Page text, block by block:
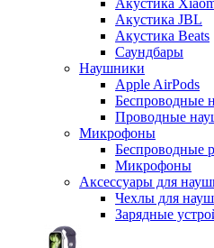
Акустика
Акустика JBL
Акустика Beats
Саундбары
Наушники
Apple AirPods
Беспроводные
Проводные
Микрофоны
Беспроводные
Микрофоны
Аксессуары для
Чехлы для
Зарядные